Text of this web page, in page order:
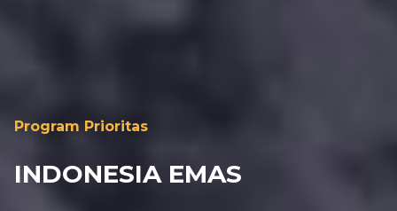
Program Prioritas
INDONESIA EMAS